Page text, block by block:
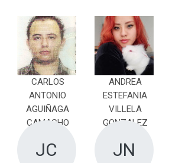
CARLOS
ANTONIO
AGUIÑAGA
CAMACHO
ANDREA
ESTEFANIA
VILLELA
GONZALEZ
JC JN